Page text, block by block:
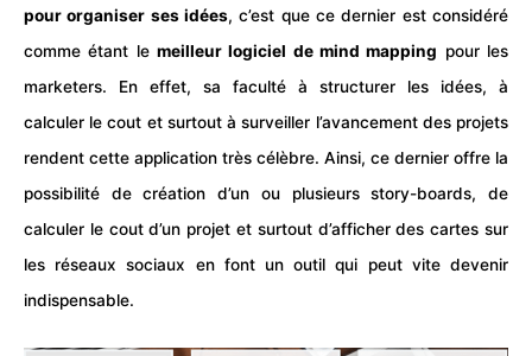
pour organiser ses idées, c’est que ce dernier est considéré
comme étant le meilleur logiciel de mind mapping pour les
marketers. En effet, sa faculté à structurer les idées, à
calculer le cout et surtout àsurveiller l’avancement des projets
rendent cette application très célèbre. Ainsi, ce dernier offre la
possibilité de création d’un ou plusieurs story-boards, de
calculer le cout d’un projet et surtout d’afficher des cartes sur
les réseaux sociaux en font un outil qui peut vite devenir
indispensable.